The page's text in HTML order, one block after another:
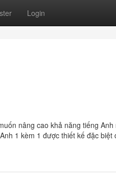
Login
nâng cao khả năng tiếng
1 kèm 1 được thiết kế đặc biệt